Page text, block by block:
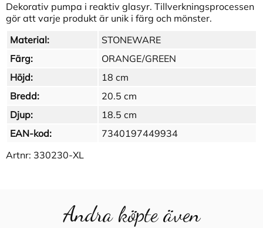
Dekorativ pumpa i reaktiv glasyr. Tillverkningsprocessen
gör att varje produkt är unik i färg och mönster.
Material:
STONEWARE
Färg:
ORANGE/GREEN
Höjd:
18 cm
Bredd:
20.5 cm
Djup:
18.5 cm
EAN-kod:
7340197449934
Artnr: 330230-XL
Andra köpte även